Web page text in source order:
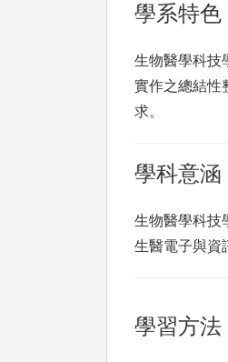
學系特色
生物醫學科技
實作之總結性
求。
學科意涵
生物醫學科技
生醫電子與資
學習方法